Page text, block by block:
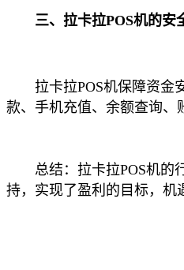
三、拉卡拉POS机的安
拉卡拉POS机保障资金安
款、手机充值、余额查询、
总结：拉卡拉POS机的行
持，实现了盈利的目标，机